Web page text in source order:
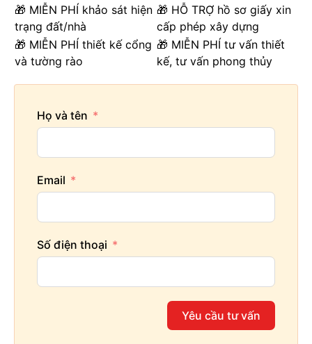
🎁 MIỄN PHÍ khảo sát hiện
trạng đất/nhà
🎁 HỖ TRỢ hồ sơ giấy xin
cấp phép xây dựng
🎁 MIỄN PHÍ thiết kế cổng
và tường rào
🎁 MIỄN PHÍ tư vấn thiết
kế, tư vấn phong thủy
Họ và tên
Email
Số điện thoại
Yêu cầu tư vấn